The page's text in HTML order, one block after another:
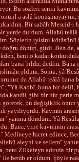
Bu sözleri senin
a aslâ
Bir sabâh
yerde durdum. Allahü
Sözlerin iyisini
dönüp, gitdi. Ben de,
beni o kadar
bana bildir, dedim.
oldum. Sonra, yâ
da Allahü teâlâ bana
"Yâ Rabbî, buna bir delîl,
kandil gibi bir nûr parla
bu değişiklik
yayılıyordu. Kavmin
yanına döndüm. Yâ
Bana, yine kavminin
hicret edince,
aleyhi ve sellem"
beni Zilkefeyn adında bir
berâb er oldum. Şöyle